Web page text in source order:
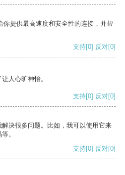
提供最高速度和安全性的连接，并帮
支持[0] 反对[0]
人心旷神怡。
支持[0] 反对[0]
决很多问题。比如，我可以使用它来
。
支持[0] 反对[0]